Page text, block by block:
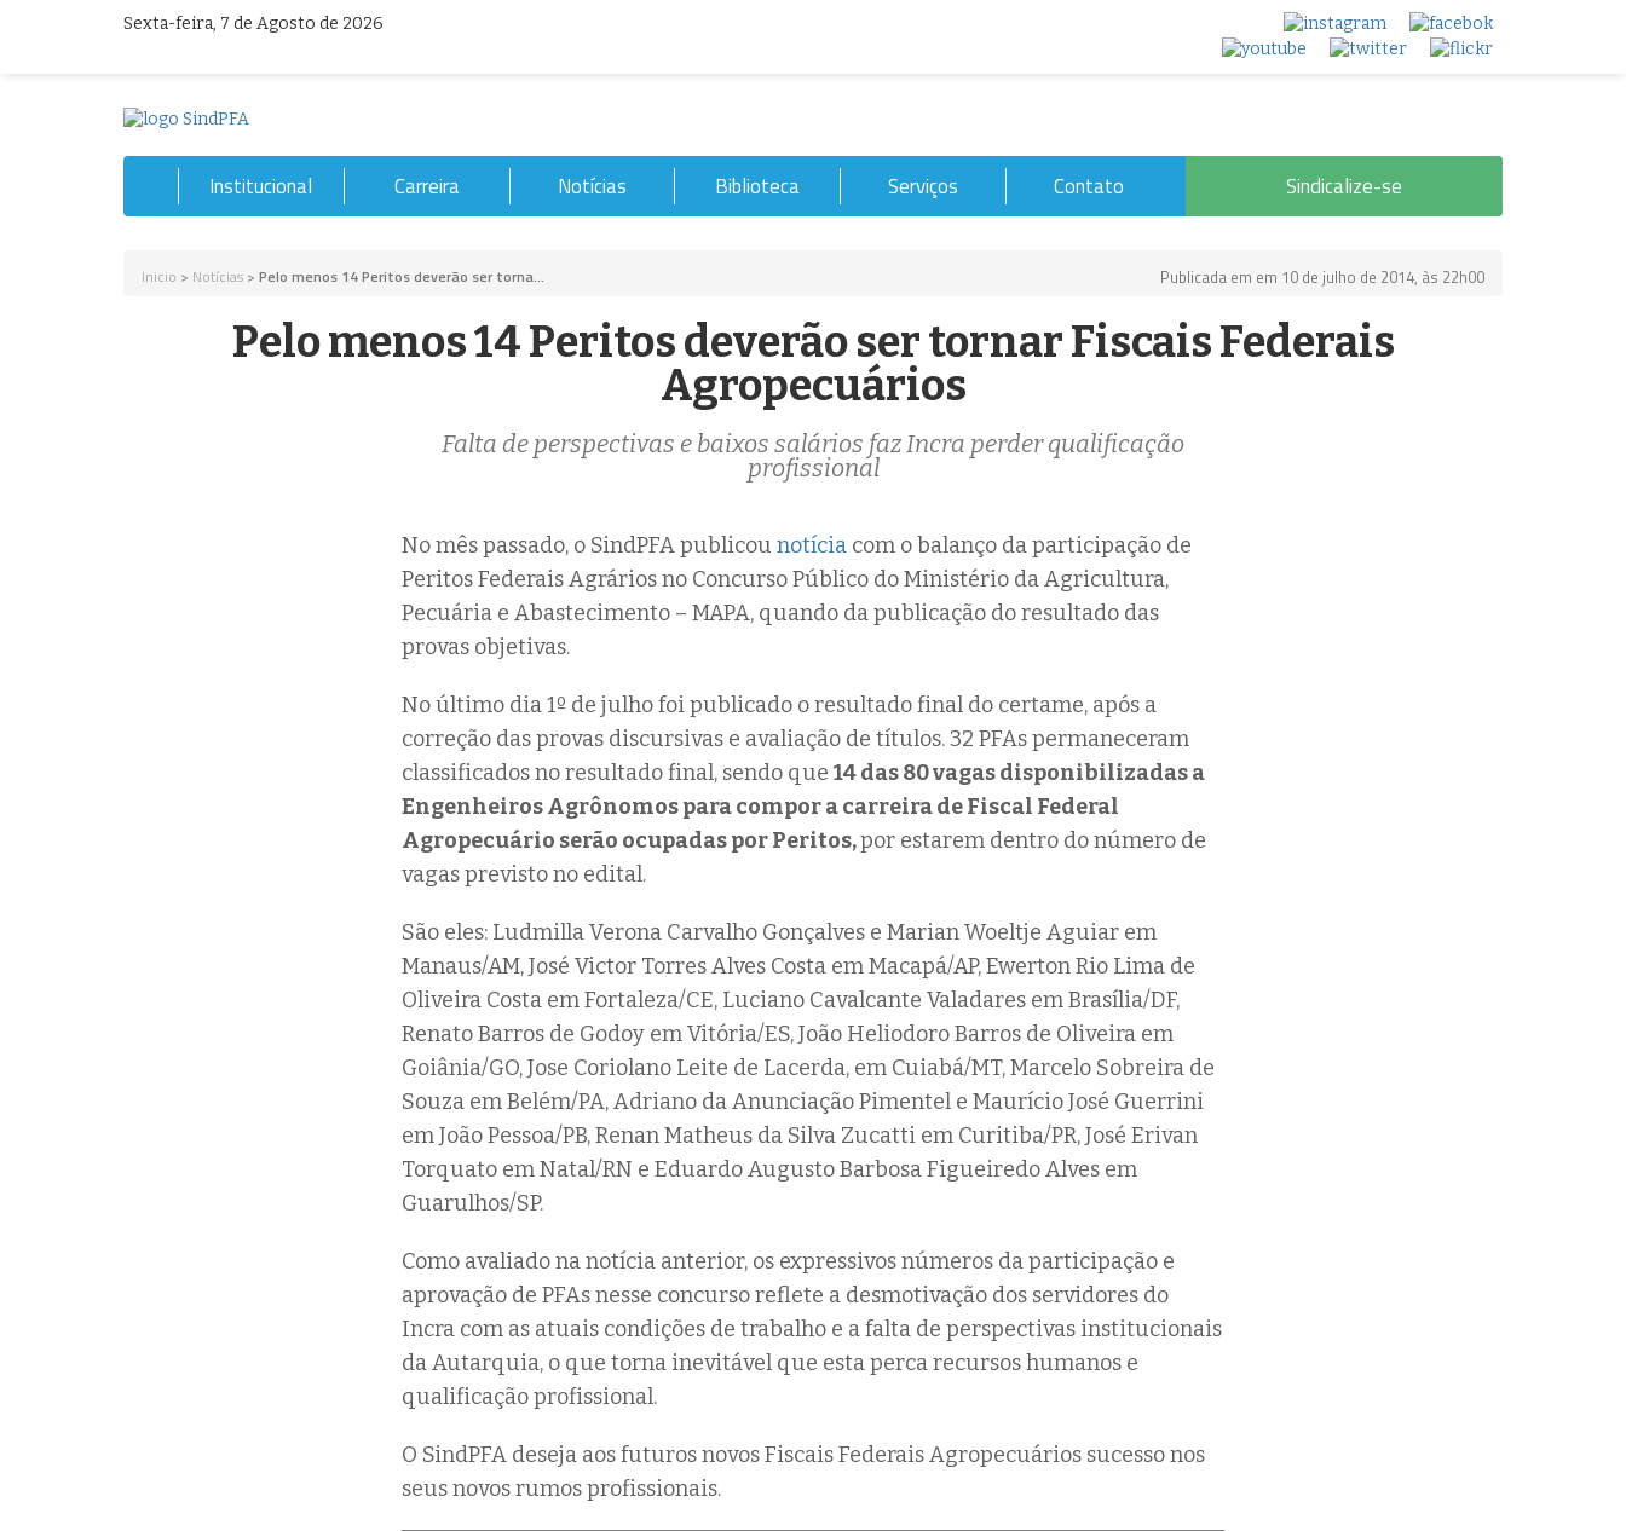
Sexta-feira, 7 de Agosto de 2026
Institucional Carreira Notícias Biblioteca Serviços Contato Sindicalize-se
Inicio > Notícias > Pelo menos 14 Peritos deverão ser torna... Publicada em em 10 de julho de 2014, às 22h00
Pelo menos 14 Peritos deverão ser tornar Fiscais Federais
Agropecuários
Falta de perspectivas e baixos salários faz Incra perder qualificação
profissional
No mês passado, o SindPFA publicou notícia com o balanço da participação de
Peritos Federais Agrários no Concurso Público do Ministério da Agricultura,
Pecuária e Abastecimento – MAPA, quando da publicação do resultado das
provas objetivas.
No último dia 1º de julho foi publicado o resultado final do certame, após a
correção das provas discursivas e avaliação de títulos. 32 PFAs permaneceram
classificados no resultado final, sendo que 14 das 80 vagas disponibilizadas a
Engenheiros Agrônomos para compor a carreira de Fiscal Federal
Agropecuário serão ocupadas por Peritos,por estarem dentro do número de
vagas previsto no edital.
São eles: Ludmilla Verona Carvalho Gonçalves e Marian Woeltje Aguiar em
Manaus/AM, José Victor Torres Alves Costa em Macapá/AP, Ewerton Rio Lima de
Oliveira Costa em Fortaleza/CE, Luciano Cavalcante Valadares em Brasília/DF,
Renato Barros de Godoy em Vitória/ES, João Heliodoro Barros de Oliveira em
Goiânia/GO, Jose Coriolano Leite de Lacerda, em Cuiabá/MT, Marcelo Sobreira de
Souza em Belém/PA, Adriano da Anunciação Pimentel e Maurício José Guerrini
em João Pessoa/PB, Renan Matheus da Silva Zucatti em Curitiba/PR, José Erivan
Torquato em Natal/RN e Eduardo Augusto Barbosa Figueiredo Alves em
Guarulhos/SP.
Como avaliado na notícia anterior, os expressivos números da participação e
aprovação de PFAs nesse concurso reflete a desmotivação dos servidores do
Incra com as atuais condições de trabalho e a falta de perspectivas institucionais
da Autarquia, o que torna inevitável que esta perca recursos humanos e
qualificação profissional.
O SindPFA deseja aos futuros novos Fiscais Federais Agropecuários sucesso nos
seus novos rumos profissionais.